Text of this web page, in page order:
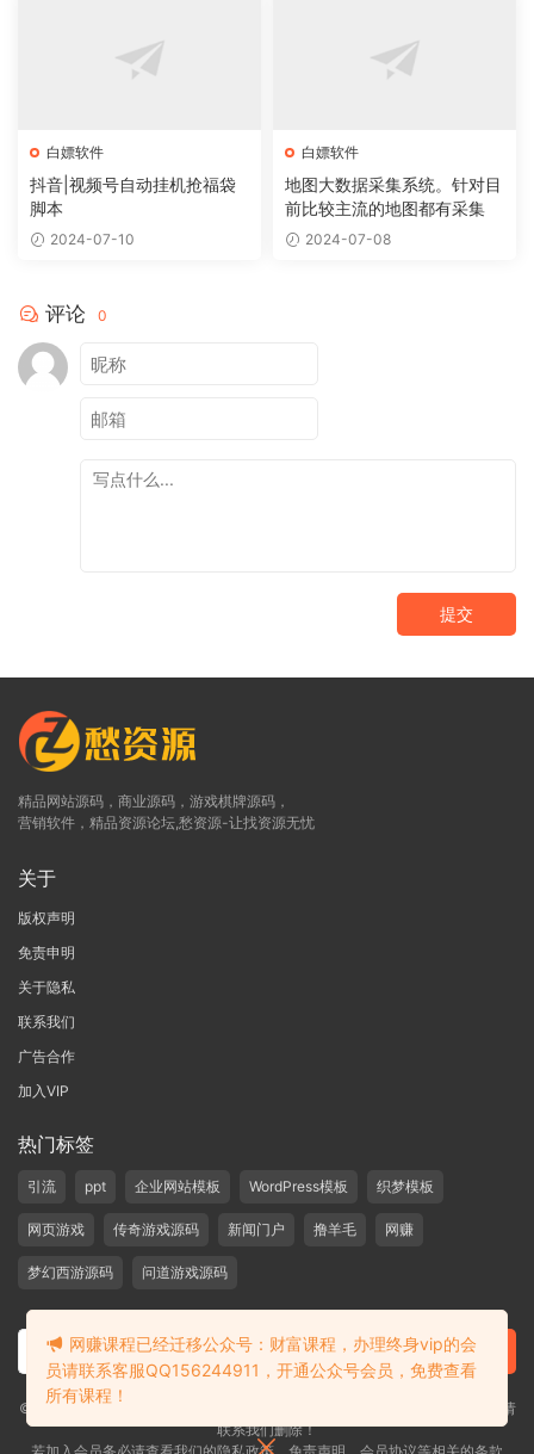
白嫖软件
抖音|视频号自动挂机抢福袋
脚本
2024-07-10
白嫖软件
地图大数据采集系统。针对目
前比较主流的地图都有采集
2024-07-08
评论 0
提交
精品网站源码，商业源码，游戏棋牌源码，
营销软件，精品资源论坛,愁资源-让找资源无忧
关于
版权声明
免责申明
关于隐私
联系我们
广告合作
加入VIP
热门标签
引流 ppt 企业网站模板 WordPress模板 织梦模板
网页游戏 传奇游戏源码 新闻门户 撸羊毛 网赚
梦幻西游源码 问道游戏源码
©2019-2020 愁资源 站内大部分资源收集于网络，若侵犯了您的合法权益，请
联系我们删除！
网赚课程已经迁移公众号：财富课程，办理终身vip的会
员请联系客服QQ156244911，开通公众号会员，免费查看
所有课程！